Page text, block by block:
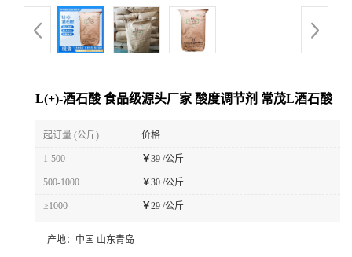
L(+)-酒石酸 食品级源头厂家 酸度调节剂 常茂L酒石酸
起订量 (公斤) 价格
1-500 ￥39 /公斤
500-1000 ￥30 /公斤
≥1000 ￥29 /公斤
产地： 中国 山东青岛